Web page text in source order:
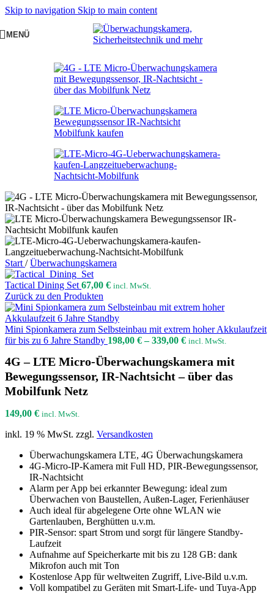
Skip to navigation Skip to main content
MENÜ
Start / Überwachungskamera
Tactical Dining Set 67,00 € incl. MwSt.
Zurück zu den Produkten
Mini Spionkamera zum Selbsteinbau mit extrem hoher Akkulaufzeit
für bis zu 6 Jahre Standby 198,00 €–339,00 € incl. MwSt.
4G – LTE Micro-Überwachungskamera mit
Bewegungssensor, IR-Nachtsicht – über das
Mobilfunk Netz
149,00 € incl. MwSt.
inkl. 19 % MwSt. zzgl. Versandkosten
Überwachungskamera LTE, 4G Überwachungskamera
4G-Micro-IP-Kamera mit Full HD, PIR-Bewegungssensor,
IR-Nachtsicht
Alarm per App bei erkannter Bewegung: ideal zum
Überwachen von Baustellen, Außen-Lager, Ferienhäuser
Auch ideal für abgelegene Orte ohne WLAN wie
Gartenlauben, Berghütten u.v.m.
PIR-Sensor: spart Strom und sorgt für längere Standby-
Laufzeit
Aufnahme auf Speicherkarte mit bis zu 128 GB: dank
Mikrofon auch mit Ton
Kostenlose App für weltweiten Zugriff, Live-Bild u.v.m.
Voll kompatibel zu Geräten mit Smart-Life- und Tuya-App